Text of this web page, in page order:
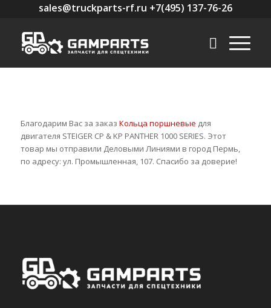
sales@truckparts-rf.ru +7(495) 137-76-26
Благодарим Вас за заказ Кольца поршневые для
двигателя STEIGER CP & KP PANTHER 1000 SERIES. Этот
товар мы отправили Деловыми Линиями в город Пермь,
по адресу: ул. Промышленная, 107. Спасибо за доверие!